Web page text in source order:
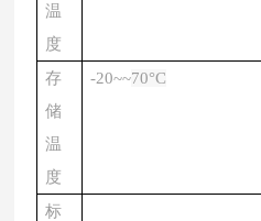
温
度
存
储
温
度
-20~~70°C
标